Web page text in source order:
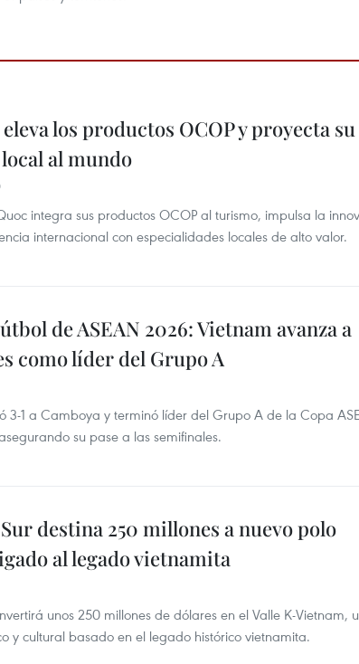
los productos OCOP y proyecta su
al mundo
integra sus productos OCOP al turismo, impulsa la
internacional con especialidades locales de alto valor.
de ASEAN 2026: Vietnam avanza a
como líder del Grupo A
3-1 a Camboya y terminó líder del Grupo A de la Copa
su pase a las semifinales.
destina 250 millones a nuevo polo
al legado vietnamita
unos 250 millones de dólares en el Valle K-Vietnam,
y cultural basado en el legado histórico vietnamita.